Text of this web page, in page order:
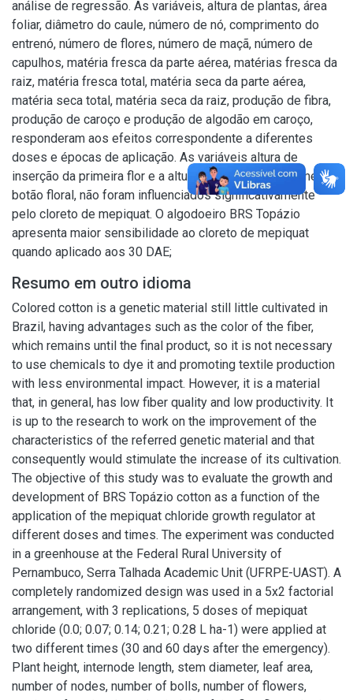
análise de regressão. As variáveis, altura de plantas, área
foliar, diâmetro do caule, número de nó, comprimento do
entrenó, número de flores, número de maçã, número de
capulhos, matéria fresca da parte aérea, matérias fresca da
raiz, matéria fresca total, matéria seca da parte aérea,
matéria seca total, matéria seca da raiz, produção de fibra,
produção de caroço e produção de algodão em caroço,
responderam aos efeitos correspondente a diferentes
doses e épocas de aplicação. As variáveis altura de
inserção da primeira flor e a altura de inserção do primeiro
botão floral, não foram influenciados significativamente
pelo cloreto de mepiquat. O algodoeiro BRS Topázio
apresenta maior sensibilidade ao cloreto de mepiquat
quando aplicado aos 30 DAE;
Resumo em outro idioma
Colored cotton is a genetic material still little cultivated in
Brazil, having advantages such as the color of the fiber,
which remains until the final product, so it is not necessary
to use chemicals to dye it and promoting textile production
with less environmental impact. However, it is a material
that, in general, has low fiber quality and low productivity. It
is up to the research to work on the improvement of the
characteristics of the referred genetic material and that
consequently would stimulate the increase of its cultivation.
The objective of this study was to evaluate the growth and
development of BRS Topázio cotton as a function of the
application of the mepiquat chloride growth regulator at
different doses and times. The experiment was conducted
in a greenhouse at the Federal Rural University of
Pernambuco, Serra Talhada Academic Unit (UFRPE-UAST). A
completely randomized design was used in a 5x2 factorial
arrangement, with 3 replications, 5 doses of mepiquat
chloride (0.0; 0.07; 0.14; 0.21; 0.28 L ha-1) were applied at
two different times (30 and 60 days after the emergency).
Plant height, internode length, stem diameter, leaf area,
number of nodes, number of bolls, number of flowers,